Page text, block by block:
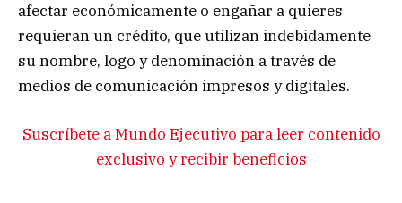
afectar económicamente o engañar a quieres
requieran un crédito, que utilizan indebidamente
su nombre, logo y denominación a través de
medios de comunicación impresos y digitales.
Suscríbete a Mundo Ejecutivo para leer contenido
exclusivo y recibir beneficios